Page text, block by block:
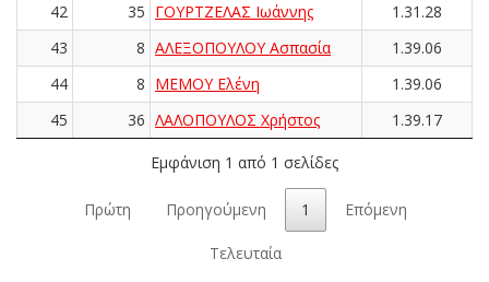
42
35 ΓΟΥΡΤΖΕΛΑΣ Ιωάννης
1.31.28
43
8 ΑΛΕΞΟΠΟΥΛΟΥ Ασπασία
1.39.06
44
8 ΜΕΜΟΥ Ελένη
1.39.06
45
36 ΛΑΛΟΠΟΥΛΟΣ Χρήστος 1.39.17
Εμφάνιση 1 από 1 σελίδες
Πρώτη Προηγούμενη 1 Επόμενη
Τελευταία